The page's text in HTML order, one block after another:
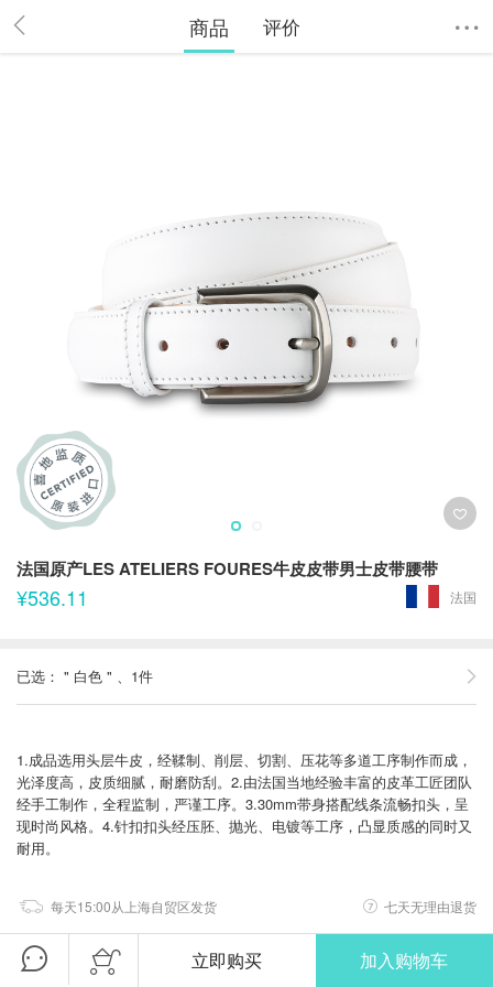
商品 评价
法国原产LES ATELIERS FOURES牛皮皮带男士皮带腰带
¥536.11 法国
已选： " 白色 " 、1件
1.成品选用头层牛皮，经鞣制、削层、切割、压花等多道工序制作而成，
光泽度高，皮质细腻，耐磨防刮。2.由法国当地经验丰富的皮革工匠团队
经手工制作，全程监制，严谨工序。3.30mm带身搭配线条流畅扣头，呈
现时尚风格。4.针扣扣头经压胚、抛光、电镀等工序，凸显质感的同时又
耐用。
每天15:00从上海自贸区发货 七天无理由退货
立即购买 加入购物车